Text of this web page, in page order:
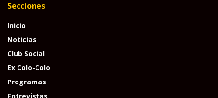
Secciones
Inicio
Noticias
Club Social
Ex Colo-Colo
Programas
Entrevistas